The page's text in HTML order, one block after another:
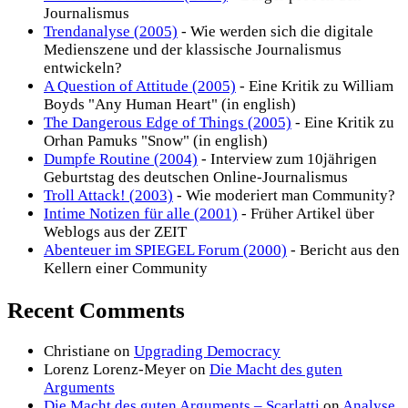
Journalismus
Trendanalyse (2005) - Wie werden sich die digitale
Medienszene und der klassische Journalismus
entwickeln?
A Question of Attitude (2005) - Eine Kritik zu William
Boyds "Any Human Heart" (in english)
The Dangerous Edge of Things (2005) - Eine Kritik zu
Orhan Pamuks "Snow" (in english)
Dumpfe Routine (2004) - Interview zum 10jährigen
Geburtstag des deutschen Online-Journalismus
Troll Attack! (2003) - Wie moderiert man Community?
Intime Notizen für alle (2001) - Früher Artikel über
Weblogs aus der ZEIT
Abenteuer im SPIEGEL Forum (2000) - Bericht aus den
Kellern einer Community
Recent Comments
Christiane on Upgrading Democracy
Lorenz Lorenz-Meyer on Die Macht des guten
Arguments